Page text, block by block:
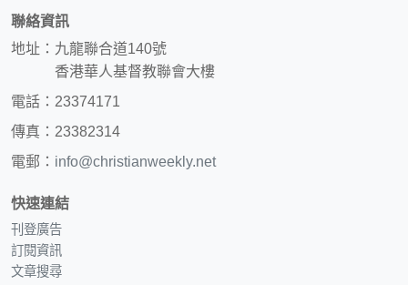
聯絡資訊
地址：九龍聯合道140號
香港華人基督教聯會大樓
電話：23374171
傳真：23382314
電郵： info@christianweekly.net
快速連結
刊登廣告
訂閱資訊
文章搜尋